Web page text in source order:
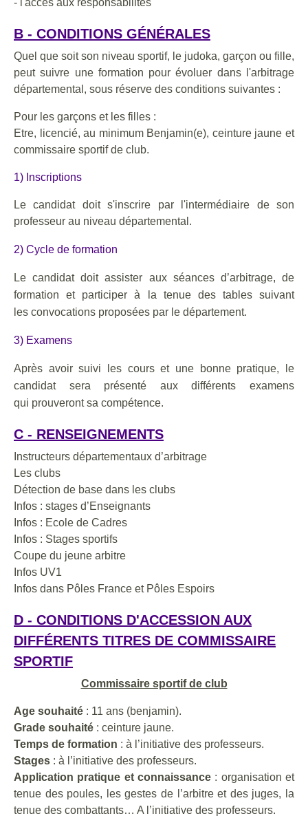
B - CONDITIONS GÉNÉRALES
Quel que soit son niveau sportif, le judoka, garçon ou fille,
peut suivre une formation pour évoluer dans l'arbitrage
départemental, sous réserve des conditions suivantes :
Pour les garçons et les filles :
Etre, licencié, au minimum Benjamin(e), ceinture jaune et
commissaire sportif de club.
1) Inscriptions
Le candidat doit s'inscrire par l'intermédiaire de son
professeur au niveau départemental.
2) Cycle de formation
Le candidat doit assister aux séances d’arbitrage, de
formation et participer à la tenue des tables suivant
les convocations proposées par le département.
3) Examens
Après avoir suivi les cours et une bonne pratique, le
candidat sera présenté aux différents examens
qui prouveront sa compétence.
C - RENSEIGNEMENTS
Instructeurs départementaux d’arbitrage
Les clubs
Détection de base dans les clubs
Infos : stages d’Enseignants
Infos : Ecole de Cadres
Infos : Stages sportifs
Coupe du jeune arbitre
Infos UV1
Infos dans Pôles France et Pôles Espoirs
D - CONDITIONS D'ACCESSION AUX
DIFFÉRENTS TITRES DE COMMISSAIRE
SPORTIF
Commissaire sportif de club
Age souhaité : 11 ans (benjamin).
Grade souhaité : ceinture jaune.
Temps de formation : à l’initiative des professeurs.
Stages : à l’initiative des professeurs.
Application pratique et connaissance : organisation et
tenue des poules, les gestes de l’arbitre et des juges, la
tenue des combattants… A l’initiative des professeurs.